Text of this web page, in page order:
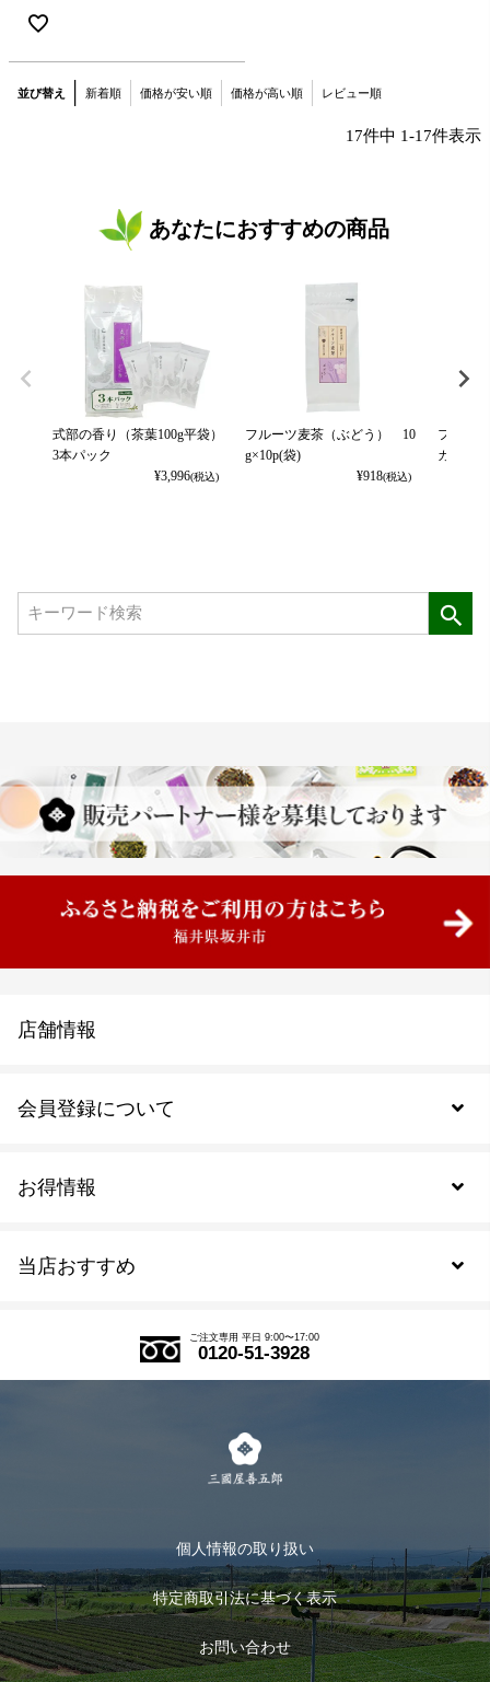
並び替え 新着順 価格が安い順 価格が高い順 レビュー順
17件中 1-17件表示
あなたにおすすめの商品
式部の香り（茶葉100g平袋）
3本パック
¥3,996(税込)
フルーツ麦茶（ぶどう） 10
g×10p(袋)
¥918(税込)
フルー
カット
当店おすすめ
式部の香りシリーズ
お茶のギフト
おすすめのお茶
お茶に合うスイーツ
お得情報
会員登録について
会員規約について
ログイン
ログアウト
店舗情報
ご注文専用 平日 9:00〜17:00
0120-51-3928
個人情報の取り扱い
特定商取引法に基づく表示
お問い合わせ